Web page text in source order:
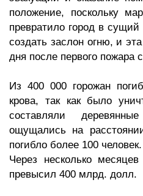
положение, поскольку
превратило город в
создать заслон огню, и
дня после первого пожара
Из 400 000 горожан
крова, так как было
составляли
ощущались на
погибло более 100 человек.
Через несколько
превысил 400 млрд. долл.